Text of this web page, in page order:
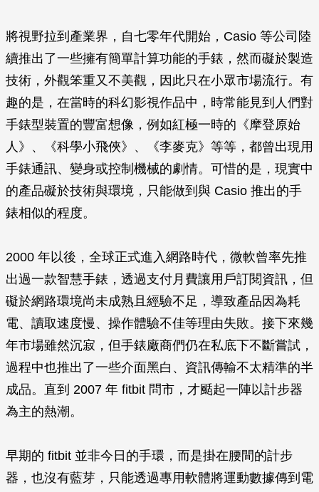
將視野拉到產業界，自七零年代開始，Casio 等公司陸
續推出了一些擁有簡單計算功能的手錶，然而礙於製造
技術，外觀笨重又不美觀，因此只在小眾市場流行。有
趣的是，在當時的科幻影視作品中，時常能見到人們對
手錶型裝置的豐富想像，例如紅極一時的《摩登原始
人》、《科學小飛俠》、《李麥克》等等，都曾出現用
手錶通訊、變身或控制機械的劇情。可惜的是，現實中
的產品礙於技術與環境，只能做到與 Casio 推出的手
錶相似的程度。
2000 年以後，全球正式進入網路時代，微軟曾率先推
出過一款智慧手錶，透過支付月費讓用戶訂閱資訊，但
礙於網路環境尚未成熟且經驗不足，導致產品因為耗
電、讀取速度慢、操作體驗不佳等理由失敗。接下來幾
年市場雖然沉寂，但手錶廠商們仍在私底下不斷嘗試，
過程中也推出了一些介面黑白、資訊傳輸不太精準的半
成品。直到 2007 年 fitbit 問市，才颳起一陣以計步器
為主的熱潮。
早期的 fitbit 並非今日的手環，而是掛在腰間的計步
器，也沒有藍芽，只能透過專用軟體將運動數據傳到電